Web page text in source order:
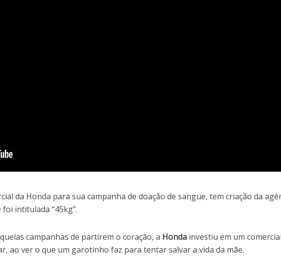
da Honda para sua campanha de doação de sangue, tem criação da
intitulada “45kg”.
campanhas de partirem o coração, a Honda investiu em um
ao ver o que um garotinho faz para tentar salvar a vida da mãe.